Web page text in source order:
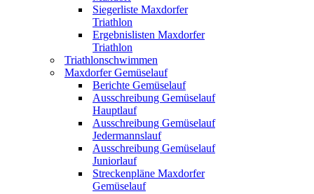
Siegerliste Maxdorfer
Triathlon
Ergebnislisten Maxdorfer
Triathlon
Triathlonschwimmen
Maxdorfer Gemüselauf
Berichte Gemüselauf
Ausschreibung Gemüselauf
Hauptlauf
Ausschreibung Gemüselauf
Jedermannslauf
Ausschreibung Gemüselauf
Juniorlauf
Streckenpläne Maxdorfer
Gemüselauf